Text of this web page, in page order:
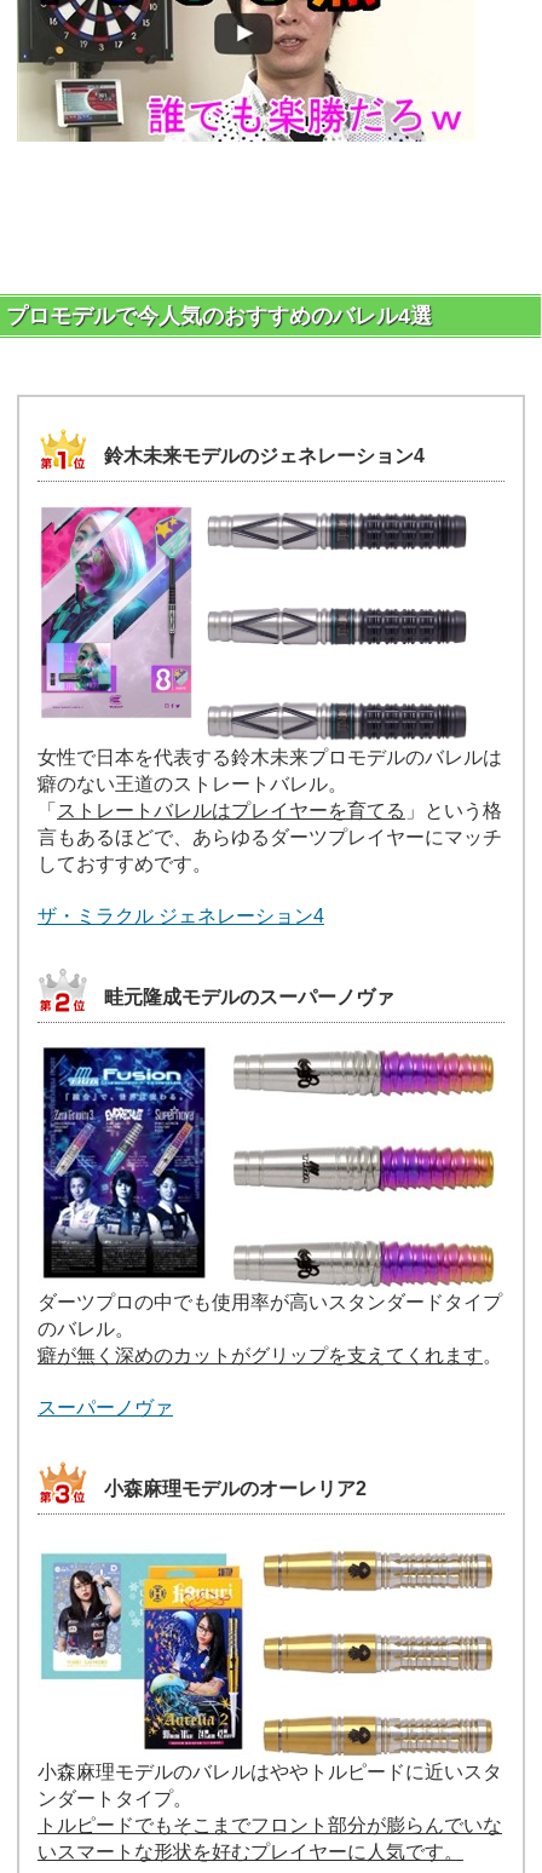
プロモデルで今人気のおすすめのバレル4選
鈴木未来モデルのジェネレーション4
女性で日本を代表する鈴木未来プロモデルのバレルは
癖のない王道のストレートバレル。
「 ストレートバレルはプレイヤーを育てる 」という格
言もあるほどで、あらゆるダーツプレイヤーにマッチ
しておすすめです。
ザ・ミラクル ジェネレーション4
畦元隆成モデルのスーパーノヴァ
ダーツプロの中でも使用率が高いスタンダードタイプ
のバレル。
癖が無く深めのカットがグリップを支えてくれます。
スーパーノヴァ
小森麻理モデルのオーレリア2
小森麻理モデルのバレルはややトルピードに近いスタ
ンダートタイプ。
トルピードでもそこまでフロント部分が膨らんでいな
いスマートな形状を好むプレイヤーに人気です。